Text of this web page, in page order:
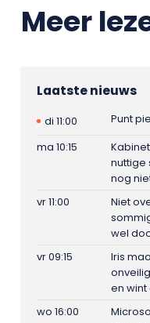
Meer
Laatste nieuws
di 11:00
Punt
ma 10:15
nuttige
nog
vr 11:00
Niet
wel
vr 09:15
Iris
en
wo 16:00